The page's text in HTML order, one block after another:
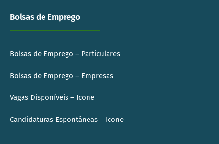
Bolsas de Emprego
Bolsas de Emprego – Particulares
Bolsas de Emprego – Empresas
Vagas Disponíveis – Icone
Candidaturas Espontâneas – Icone